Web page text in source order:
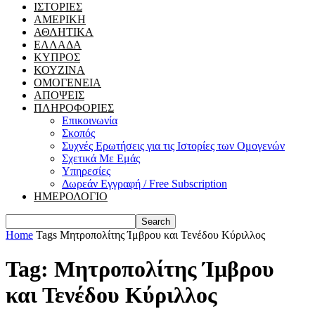
ΙΣΤΟΡΙΕΣ
ΑΜΕΡΙΚΗ
ΑΘΛΗΤΙΚΑ
ΕΛΛΑΔΑ
ΚΥΠΡΟΣ
ΚΟΥΖΙΝΑ
ΟΜΟΓΕΝΕΙΑ
ΑΠΟΨΕΙΣ
ΠΛΗΡΟΦΟΡΙΕΣ
Επικοινωνία
Σκοπός
Συχνές Ερωτήσεις για τις Ιστορίες των Ομογενών
Σχετικά Με Εμάς
Υπηρεσίες
Δωρεάν Εγγραφή / Free Subscription
ΗΜΕΡΟΛΟΓΙΟ
Home Tags Μητροπολίτης Ίμβρου και Τενέδου Κύριλλος
Tag: Μητροπολίτης Ίμβρου
και Τενέδου Κύριλλος